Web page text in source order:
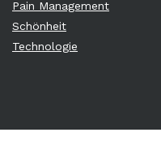
Pain Management
Schönheit
Technologie